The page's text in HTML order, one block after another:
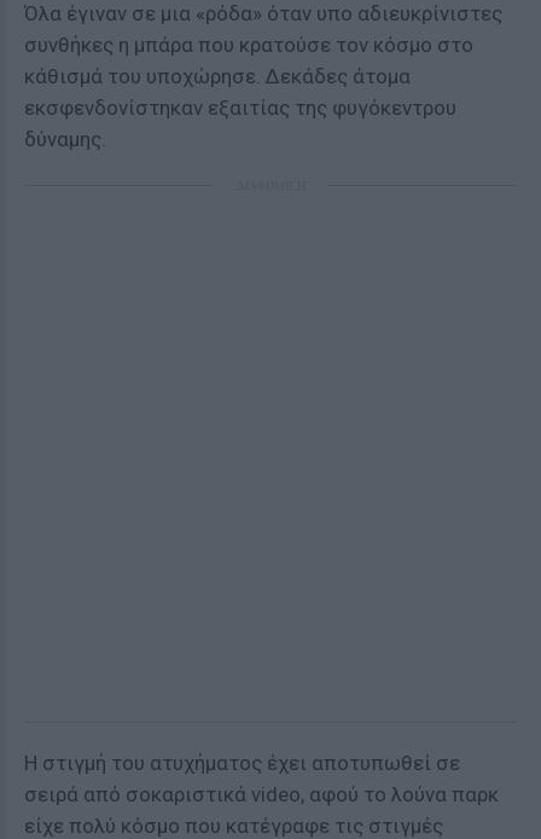
Όλα έγιναν σε μια «ρόδα» όταν υπο αδιευκρίνιστες
συνθήκες η μπάρα που κρατούσε τον κόσμο στο
κάθισμά του υποχώρησε. Δεκάδες άτομα
εκσφενδονίστηκαν εξαιτίας της φυγόκεντρου
δύναμης.
Η στιγμή του ατυχήματος έχει αποτυπωθεί σε
σειρά από σοκαριστικά video, αφού το λούνα παρκ
είχε πολύ κόσμο που κατέγραφε τις στιγμές